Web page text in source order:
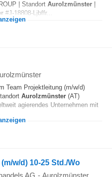
| Standort Aurolzmünster |
#J-18808-Ljbffr...
Team Projektleitung (m/w/d)
Aurolzmünster (AT)
agierendes Unternehmen mit
w/d) 10-25 Std./Wo
AG - Aurolzmünster